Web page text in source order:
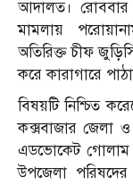
আদালত। রোববার
মামলায়
অতিরিক্ত চীফ
করে কারাগারে
বিষয়টি নিশ্চিত
কক্সবাজার জেলা
এডভোকেট গোলাম
উপজেলা